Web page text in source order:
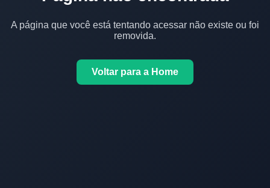
A página que você está tentando acessar não existe ou foi
removida.
Voltar para a Home